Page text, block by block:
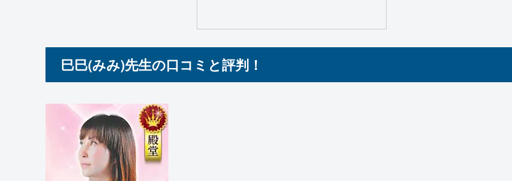
巳巳(みみ)先生の口コミと評判！